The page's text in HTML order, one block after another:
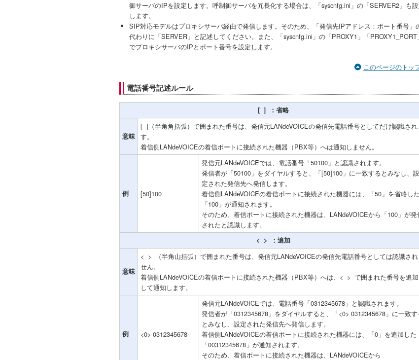
御サーバのIPを設定します。呼制御サーバを冗長化する場合は、「syscnfg.ini」の「SERVER2」も
します。
SIP対応モデルはプロキシサーバ経由で発信します。そのため、「発信先IPアドレス：ポート番号」
代わりに「SERVER」と記述してください。また、「syscnfg.ini」の「PROXY1」「PROXY1_PORT
でプロキシサーバのIPとポート番号を設定します。
このページのトッ
電話番号記述ルール
[ ] ：省略
意味
[ ]（半角角括弧）で囲まれた番号は、発信元LANdeVOICEの発信先電話番号としてだけ認識され
す。
着信側LANdeVOICEの着信ポートに接続された機器（PBX等）へは通知しません。
例 [50]100
発信元LANdeVOICEでは、電話番号「50100」と認識されます。
発信者が「50100」をダイヤルすると、「[50]100」に一致するとみなし、設
定された発信先へ発信します。
着信側LANdeVOICEの着信ポートに接続された機器には、「50」を省略した
「100」が通知されます。
そのため、着信ポートに接続された機器は、LANdeVOICEから「100」が発
されたと認識します。
< > ：追加
意味
< > （半角山括弧）で囲まれた番号は、発信元LANdeVOICEの発信先電話番号としては認識され
せん。
着信側LANdeVOICEの着信ポートに接続された機器（PBX等）へは、< > で囲まれた番号を追加
して通知します。
例 <0> 0312345678
発信元LANdeVOICEでは、電話番号「0312345678」と認識されます。
発信者が「0312345678」をダイヤルすると、「<0> 0312345678」に一致す
とみなし、設定された発信先へ発信します。
着信側LANdeVOICEの着信ポートに接続された機器には、「0」を追加した
「00312345678」が通知されます。
そのため、着信ポートに接続された機器は、LANdeVOICEから